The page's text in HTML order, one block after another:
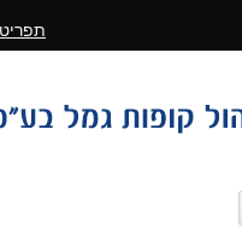
תפריט